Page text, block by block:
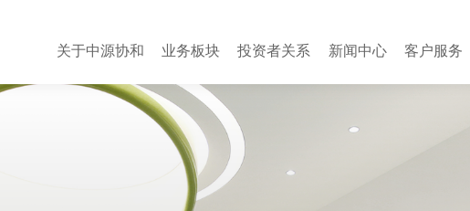
关于中源协和 业务板块 投资者关系 新闻中心 客户服务